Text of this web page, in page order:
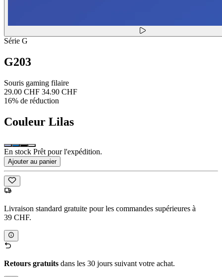
Série G
G203
Souris gaming filaire
29.00 CHF 34.90 CHF
16% de réduction
Couleur Lilas
En stock Prêt pour l'expédition.
Ajouter au panier
Livraison standard gratuite pour les commandes supérieures à
39 CHF.
Retours gratuits dans les 30 jours suivant votre achat.